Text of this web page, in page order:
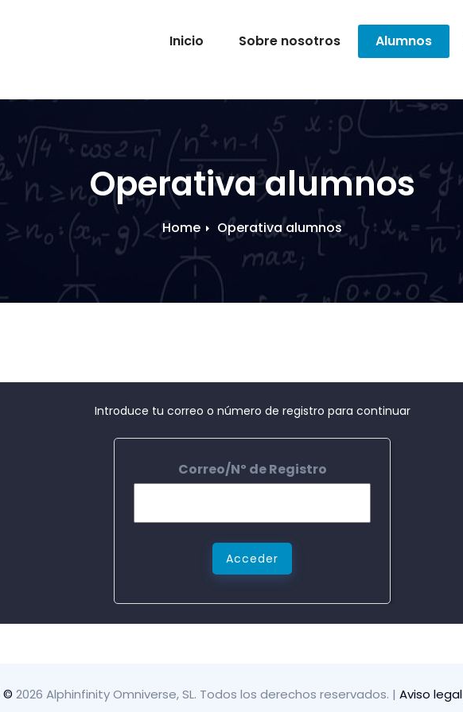
Inicio Sobre nosotros Alumnos
Operativa alumnos
Home Operativa alumnos
Introduce tu correo o número de registro para continuar
Correo/Nº de Registro
Acceder
© 2026 Alphinfinity Omniverse, SL. Todos los derechos reservados. | Aviso legal